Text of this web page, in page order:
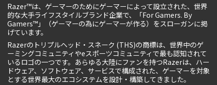
Razer™は、ゲーマーのためにゲーマーによって設立された、世界
的な大手ライフスタイルブランド企業で、「For Gamers. By
Gamers™」（ゲーマーの為にゲーマーが作る）をスローガンに掲
げています。
Razerのトリプルヘッド・スネーク (THS)の商標は、世界中のゲ
ーミングコミュニティやeスポーツコミュニティで最も認知されて
いるロゴの一つです。あらゆる大陸にファンを持つRazerは、ハー
ドウェア、ソフトウェア、サービスで構成された、ゲーマーを対象
とする世界最大のエコシステムを設計・構築してきました。